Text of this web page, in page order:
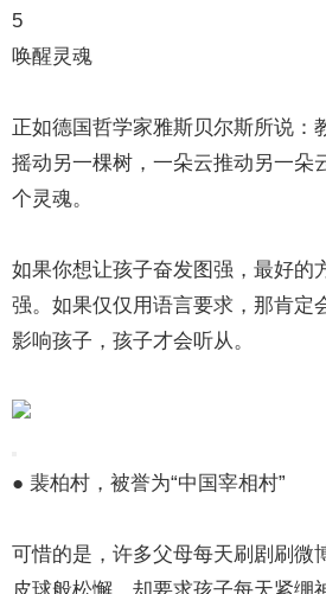
5
唤醒灵魂
正如德国哲学家雅斯贝尔斯所说：
摇动另一棵树，一朵云推动另一朵
个灵魂。
如果你想让孩子奋发图强，最好的
强。如果仅仅用语言要求，那肯定
影响孩子，孩子才会听从。
● 裴柏村，被誉为“中国宰相村”
可惜的是，许多父母每天刷剧刷微